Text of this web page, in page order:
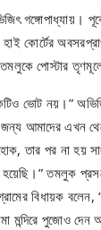
গঙ্গোপাধ্যায়।
কোর্টের
তমলুকে পোস্টার
একটিও ভোট নয়।”
জন্য আমাদের এখন
তার পর না হয়
তমলুক
বিধায়ক
মন্দিরে পুজোও